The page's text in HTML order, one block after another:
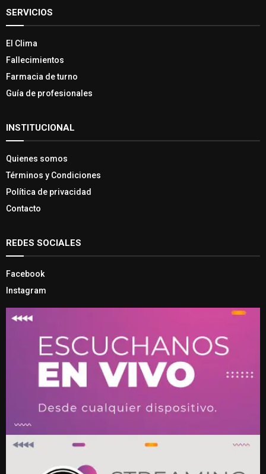
SERVICIOS
El Clima
Fallecimientos
Farmacia de turno
Guía de profesionales
INSTITUCIONAL
Quienes somos
Términos y Condiciones
Política de privacidad
Contacto
REDES SOCIALES
Facebook
Instagram